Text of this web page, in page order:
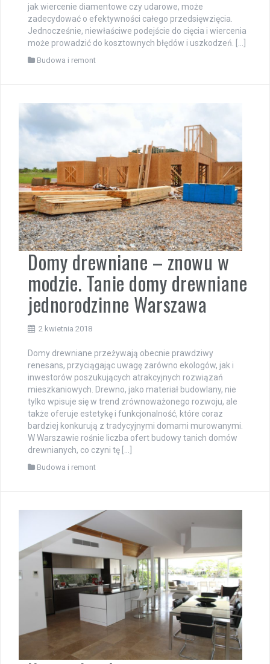
jak wiercenie diamentowe czy udarowe, może
zadecydować o efektywności całego przedsięwzięcia.
Jednocześnie, niewłaściwe podejście do cięcia i wiercenia
może prowadzić do kosztownych błędów i uszkodzeń. […]
Budowa i remont
Domy drewniane – znowu w
modzie. Tanie domy drewniane
jednorodzinne Warszawa
2 kwietnia 2018
Domy drewniane przeżywają obecnie prawdziwy
renesans, przyciągając uwagę zarówno ekologów, jak i
inwestorów poszukujących atrakcyjnych rozwiązań
mieszkaniowych. Drewno, jako materiał budowlany, nie
tylko wpisuje się w trend zrównoważonego rozwoju, ale
także oferuje estetykę i funkcjonalność, które coraz
bardziej konkurują z tradycyjnymi domami murowanymi.
W Warszawie rośnie liczba ofert budowy tanich domów
drewnianych, co czyni tę […]
Budowa i remont